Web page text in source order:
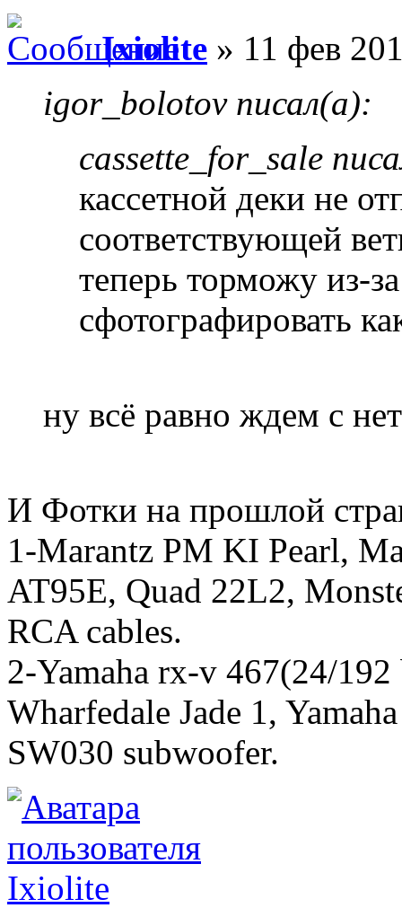
Ixiolite » 11 фев
igor_bolotov писал(а):
cassette_for_sale
кассетной деки не
соответствующей
теперь торможу из-
сфотографировать
ну всё равно ждем с
И Фотки на прошлой
1-Marantz PM KI Pearl,
AT95E, Quad 22L2,
RCA cables.
2-Yamaha rx-v 467(24/
Wharfedale Jade 1,
SW030 subwoofer.
Ixiolite